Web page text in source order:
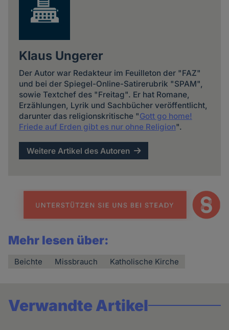
Klaus Ungerer
Der Autor war Redakteur im Feuilleton der "FAZ"
und bei der Spiegel-Online-Satirerubrik "SPAM",
sowie Textchef des "Freitag". Er hat Romane,
Erzählungen, Lyrik und Sachbücher veröffentlicht,
darunter das religionskritische "Gott go home!
Friede auf Erden gibt es nur ohne Religion".
Weitere Artikel des Autoren
Mehr lesen über:
Beichte Missbrauch Katholische Kirche
Verwandte Artikel